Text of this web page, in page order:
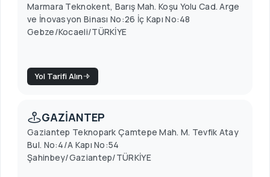
Marmara Teknokent, Barış Mah. Koşu Yolu Cad. Arge
ve İnovasyon Binası No:26 İç Kapı No:48
Gebze/Kocaeli/TÜRKİYE
Yol Tarifi Alın
GAZİANTEP
Gaziantep Teknopark Çamtepe Mah. M. Tevfik Atay
Bul. No:4/A Kapı No:54
Şahinbey/Gaziantep/TÜRKİYE